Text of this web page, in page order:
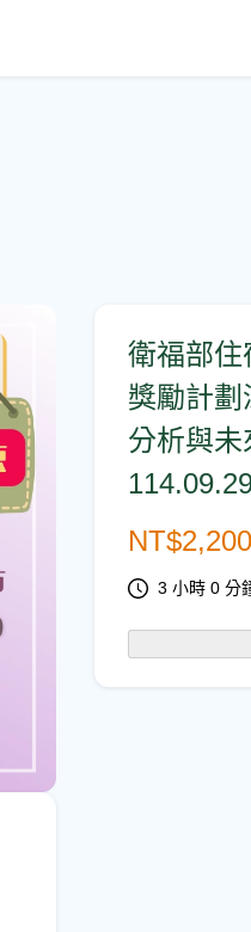
衛福部住
獎勵計
分析與未
NT$2,200
3 小時 0 分